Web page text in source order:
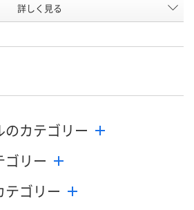
わずか
詳しく見る
カテゴリー
ゴリー
テゴリー